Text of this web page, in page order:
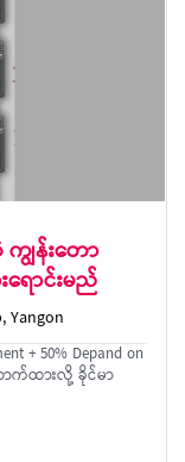
ကျွန်းတော
ောင်းမည်
Yangon
+ 50% Depand on
ာက်ထားလို့ ခိုင်မာ